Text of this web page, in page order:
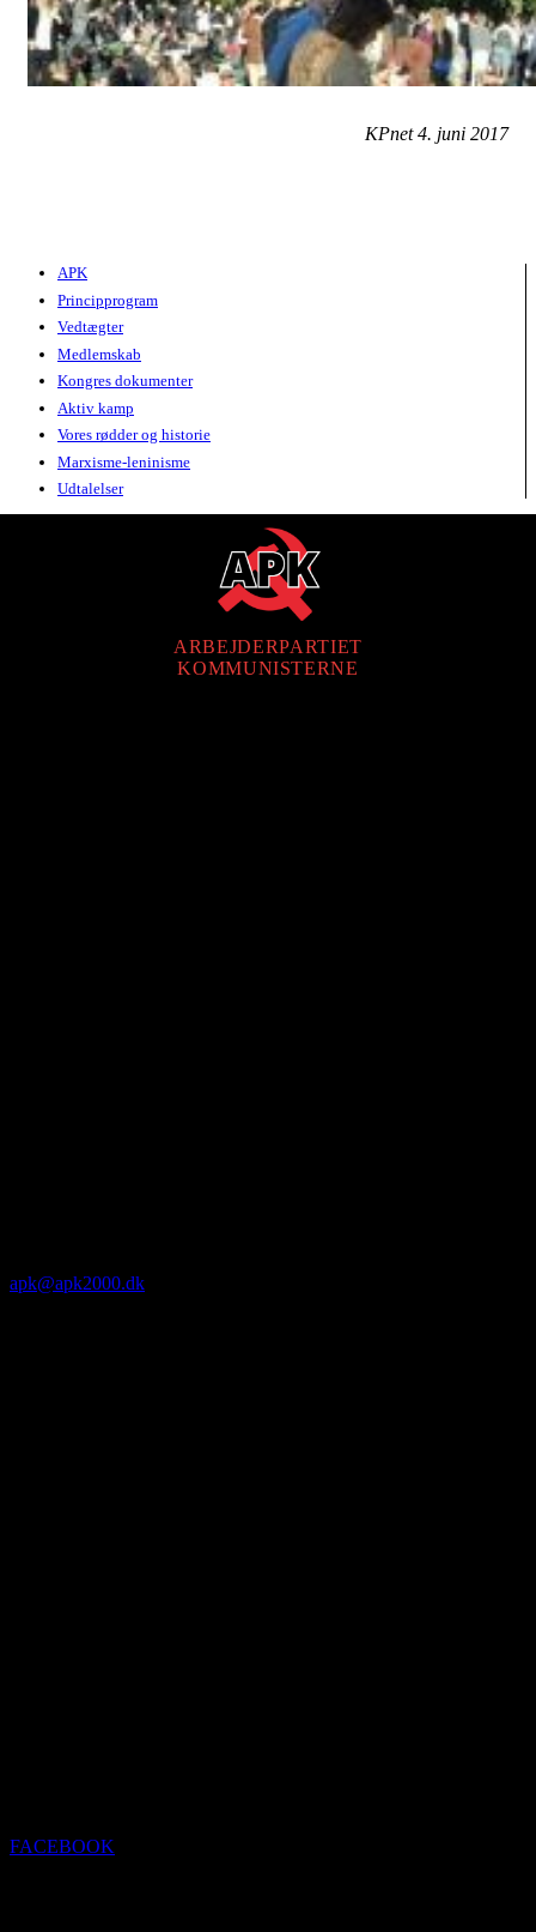
KPnet 4. juni 2017
APK
Principprogram
Vedtægter
Medlemskab
Kongres dokumenter
Aktiv kamp
Vores rødder og historie
Marxisme-leninisme
Udtalelser
ARBEJDERPARTIET
KOMMUNISTERNE
apk@apk2000.dk
FACEBOOK